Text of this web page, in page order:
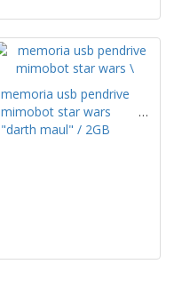
memoria usb pendrive
mimobot star wars
"darth maul" / 2GB